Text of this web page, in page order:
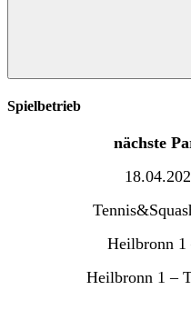
Suchen
Spielbetrieb
nächste
Heilbronn 1
Heilbronn 1 –